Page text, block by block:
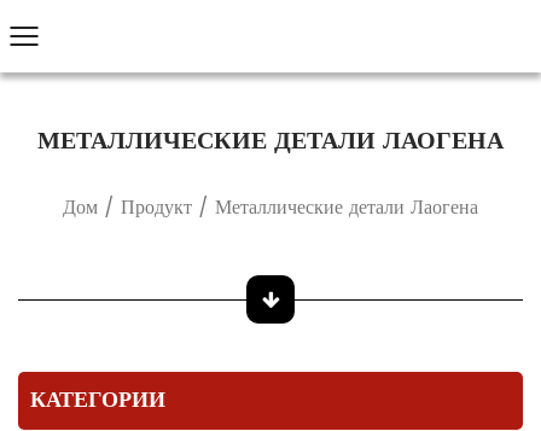
МЕТАЛЛИЧЕСКИЕ ДЕТАЛИ ЛАОГЕНА
Дом / Продукт / Металлические детали Лаогена
КАТЕГОРИИ